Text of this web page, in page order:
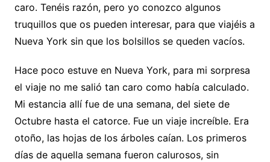
caro. Tenéis razón, pero yo conozco algunos
truquillos que os pueden interesar, para que viajéis a
Nueva York sin que los bolsillos se queden vacíos.
Hace poco estuve en Nueva York, para mi sorpresa
el viaje no me salió tan caro como había calculado.
Mi estancia allí fue de una semana, del siete de
Octubre hasta el catorce. Fue un viaje increíble. Era
otoño, las hojas de los árboles caían. Los primeros
días de aquella semana fueron calurosos, sin